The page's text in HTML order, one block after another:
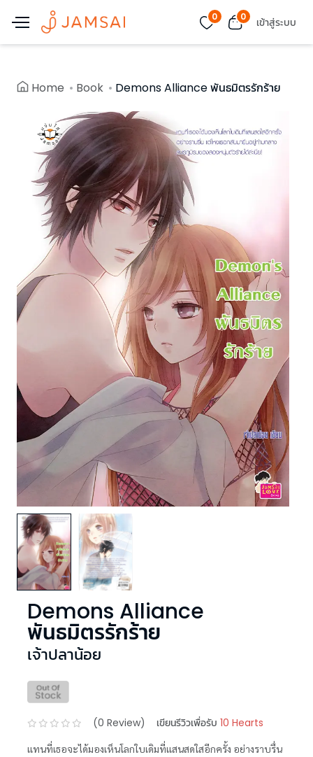
0 0 เข้าสู่ระบบ
Home Book Demons Alliance พันธมิตรรักร้าย
Demons Alliance
พันธมิตรรักร้าย
เจ้าปลาน้อย
(0 Review) เขียนรีวิวเพื่อรับ 10 Hearts
เเทนที่เธอจะได้มองเห็นโลกใบเดิมที่เเสนสดใสอีกครั้ง อย่างราบรื่น